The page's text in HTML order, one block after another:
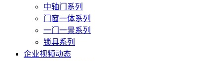
中轴门系列
门窗一体系列
一门一景系列
锁具系列
企业视频动态